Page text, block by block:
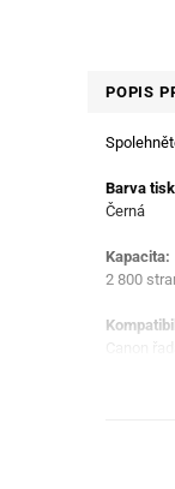
POPIS
Barva
Černá
Kapacita:
2 800